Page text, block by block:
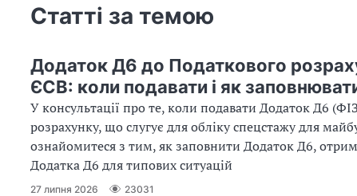
Статті за темою
Додаток Д6 до Податкового
ЄСВ: коли подавати і як
У консультації про те, коли подавати Додаток Д6
розрахунку, що слугує для обліку спецстажу для
ознайомитеся з тим, як заповнити Додаток Д6,
Додатка Д6 для типових ситуацій
27 липня 2026 23031